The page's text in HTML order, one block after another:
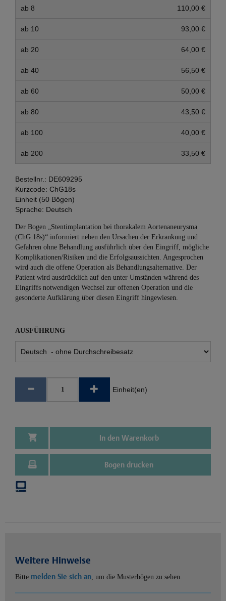
ab 8 110,00 €
ab 10 93,00 €
ab 20 64,00 €
ab 40 56,50 €
ab 60 50,00 €
ab 80 43,50 €
ab 100 40,00 €
ab 200 33,50 €
Bestellnr.: DE609295
Kurzcode: ChG18s
Einheit (50 Bögen)
Sprache: Deutsch
Der Bogen „Stentimplantation bei thorakalem Aortenaneurysma
(ChG 18s)“ informiert neben den Ursachen der Erkrankung und
Gefahren ohne Behandlung ausführlich über den Eingriff, mögliche
Komplikationen/Risiken und die Erfolgsaussichten. Angesprochen
wird auch die offene Operation als Behandlungsalternative. Der
Patient wird ausdrücklich auf den unter Umständen während des
Eingriffs notwendigen Wechsel zur offenen Operation und die
gesonderte Aufklärung über diesen Eingriff hingewiesen.
AUSFÜHRUNG
Einheit(en)
In den Warenkorb
Bogen drucken
Weitere Hinweise
Bitte melden Sie sich an, um die Musterbögen zu sehen.